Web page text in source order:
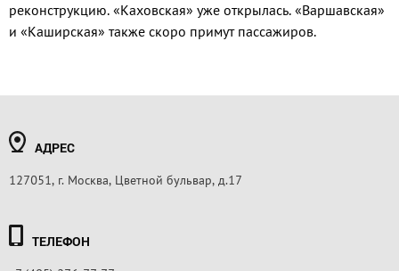
реконструкцию. «Каховская» уже открылась. «Варшавская»
и «Каширская» также скоро примут пассажиров.
АДРЕС
127051, г. Москва, Цветной бульвар, д.17
ТЕЛЕФОН